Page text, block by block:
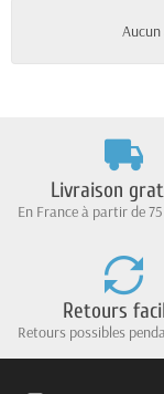
Livraison
En France à partir de
Retours
Retours possibles